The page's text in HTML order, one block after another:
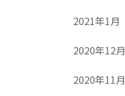
2021年1月
2020年12月
2020年11月